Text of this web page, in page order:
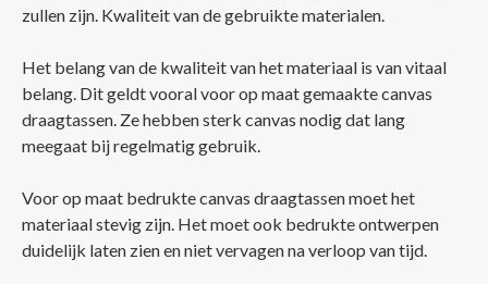
zullen zijn. Kwaliteit van de gebruikte materialen.
Het belang van de kwaliteit van het materiaal is van vitaal
belang. Dit geldt vooral voor op maat gemaakte canvas
draagtassen. Ze hebben sterk canvas nodig dat lang
meegaat bij regelmatig gebruik.
Voor op maat bedrukte canvas draagtassen moet het
materiaal stevig zijn. Het moet ook bedrukte ontwerpen
duidelijk laten zien en niet vervagen na verloop van tijd.